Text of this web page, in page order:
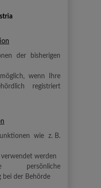
der bisherigen
wenn Ihre
registriert
wie z. B.
werden
persönliche
bei der Behörde